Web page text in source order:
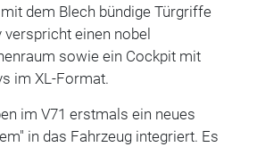
dem Blech bündige Türgriffe
einen nobel
sowie ein Cockpit mit
im XL-Format.
im V71 erstmals ein neues
in das Fahrzeug integriert. Es